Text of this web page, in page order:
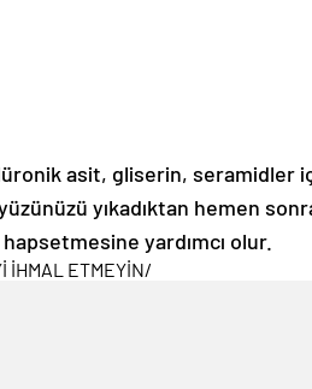
asit, gliserin, seramidler
yıkadıktan hemen
hapsetmesine yardımcı olur.
İHMAL ETMEYİN/